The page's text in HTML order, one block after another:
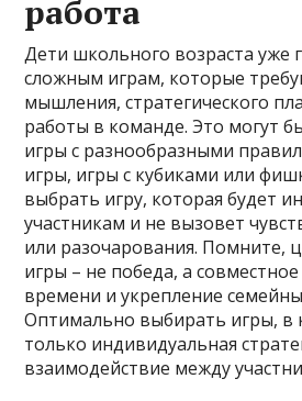
работа
Дети школьного возраста уже
сложным играм, которые
мышления, стратегического
работы в команде. Это могут
игры с разнообразными
игры, игры с кубиками или
выбрать игру, которая будет
участникам и не вызовет
или разочарования. Помните,
игры – не победа, а
времени и укрепление
Оптимально выбирать игры, в
только индивидуальная
взаимодействие между